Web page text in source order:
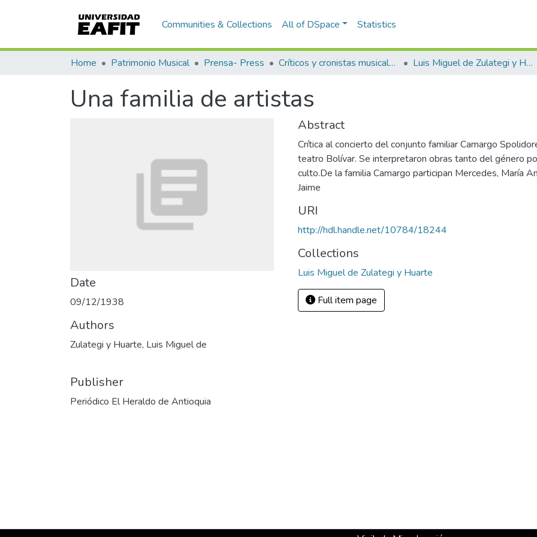
Communities & Collections All of DSpace Statistics
Home Patrimonio Musical Prensa- Press Críticos y cronistas musicales Luis Miguel de Zulategi y Huarte
Una familia de artistas
Date
09/12/1938
Authors
Zulategi y Huarte, Luis Miguel de
Publisher
Periódico El Heraldo de Antioquia
Abstract
Crítica al concierto del conjunto familiar Camargo
teatro Bolívar. Se interpretaron obras tanto del género
culto.De la familia Camargo participan Mercedes, María
Jaime
URI
http://hdl.handle.net/10784/18244
Collections
Luis Miguel de Zulategi y Huarte
Full item page